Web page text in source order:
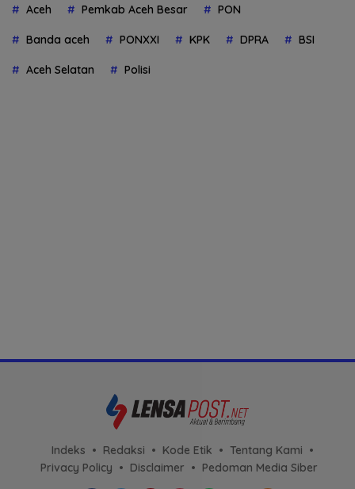
Aceh Pemkab Aceh Besar PON
Banda aceh PONXXI KPK DPRA BSI
Aceh Selatan Polisi
Indeks Redaksi Kode Etik
Tentang Kami
Privacy Policy
Disclaimer Pedoman Media Siber